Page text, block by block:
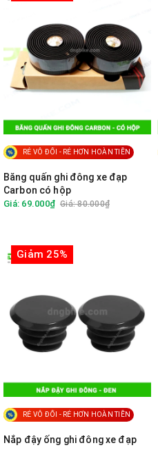
RẺ VÔ ĐỐI - RẺ HƠN HOÀN TIỀN
Băng quấn ghi đông xe đạp
Carbon có hộp
Giá: 69.000₫ Giá: 80.000₫
Giảm 25%
RẺ VÔ ĐỐI - RẺ HƠN HOÀN TIỀN
Nắp đậy ống ghi đông xe đạp